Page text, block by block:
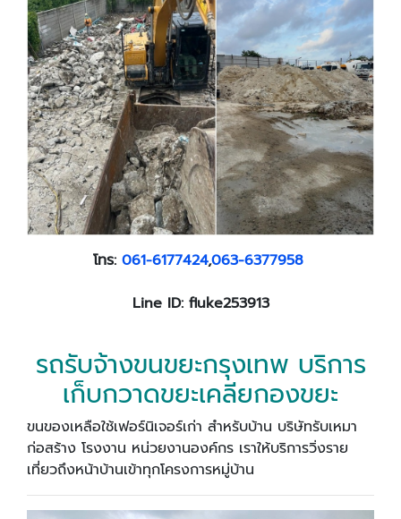
โทร: 061-6177424,063-6377958
Line ID: fluke253913
รถรับจ้างขนขยะกรุงเทพ บริการ
เก็บกวาดขยะเคลียกองขยะ
ขนของเหลือใช้เฟอร์นิเจอร์เก่า สำหรับบ้าน บริษัทรับเหมา
ก่อสร้าง โรงงาน หน่วยงานองค์กร เราให้บริการวิ่งราย
เที่ยวถึงหน้าบ้านเข้าทุกโครงการหมู่บ้าน